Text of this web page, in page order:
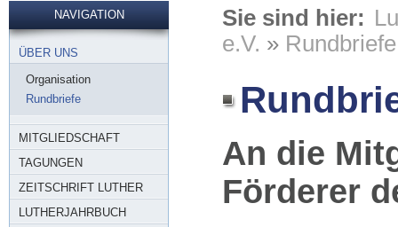
NAVIGATION
ÜBER UNS
Organisation
Rundbriefe
MITGLIEDSCHAFT
TAGUNGEN
ZEITSCHRIFT LUTHER
LUTHERJAHRBUCH
Sie sind hier:
e.V. » Rundbriefe
An die
Förderer